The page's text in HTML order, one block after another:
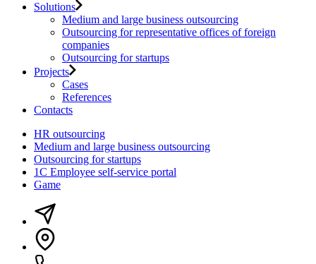
Solutions
Medium and large business outsourcing
Outsourcing for representative offices of foreign
companies
Outsourcing for startups
Projects
Cases
References
Contacts
HR outsourcing
Medium and large business outsourcing
Outsourcing for startups
1С Employee self-service portal
Game